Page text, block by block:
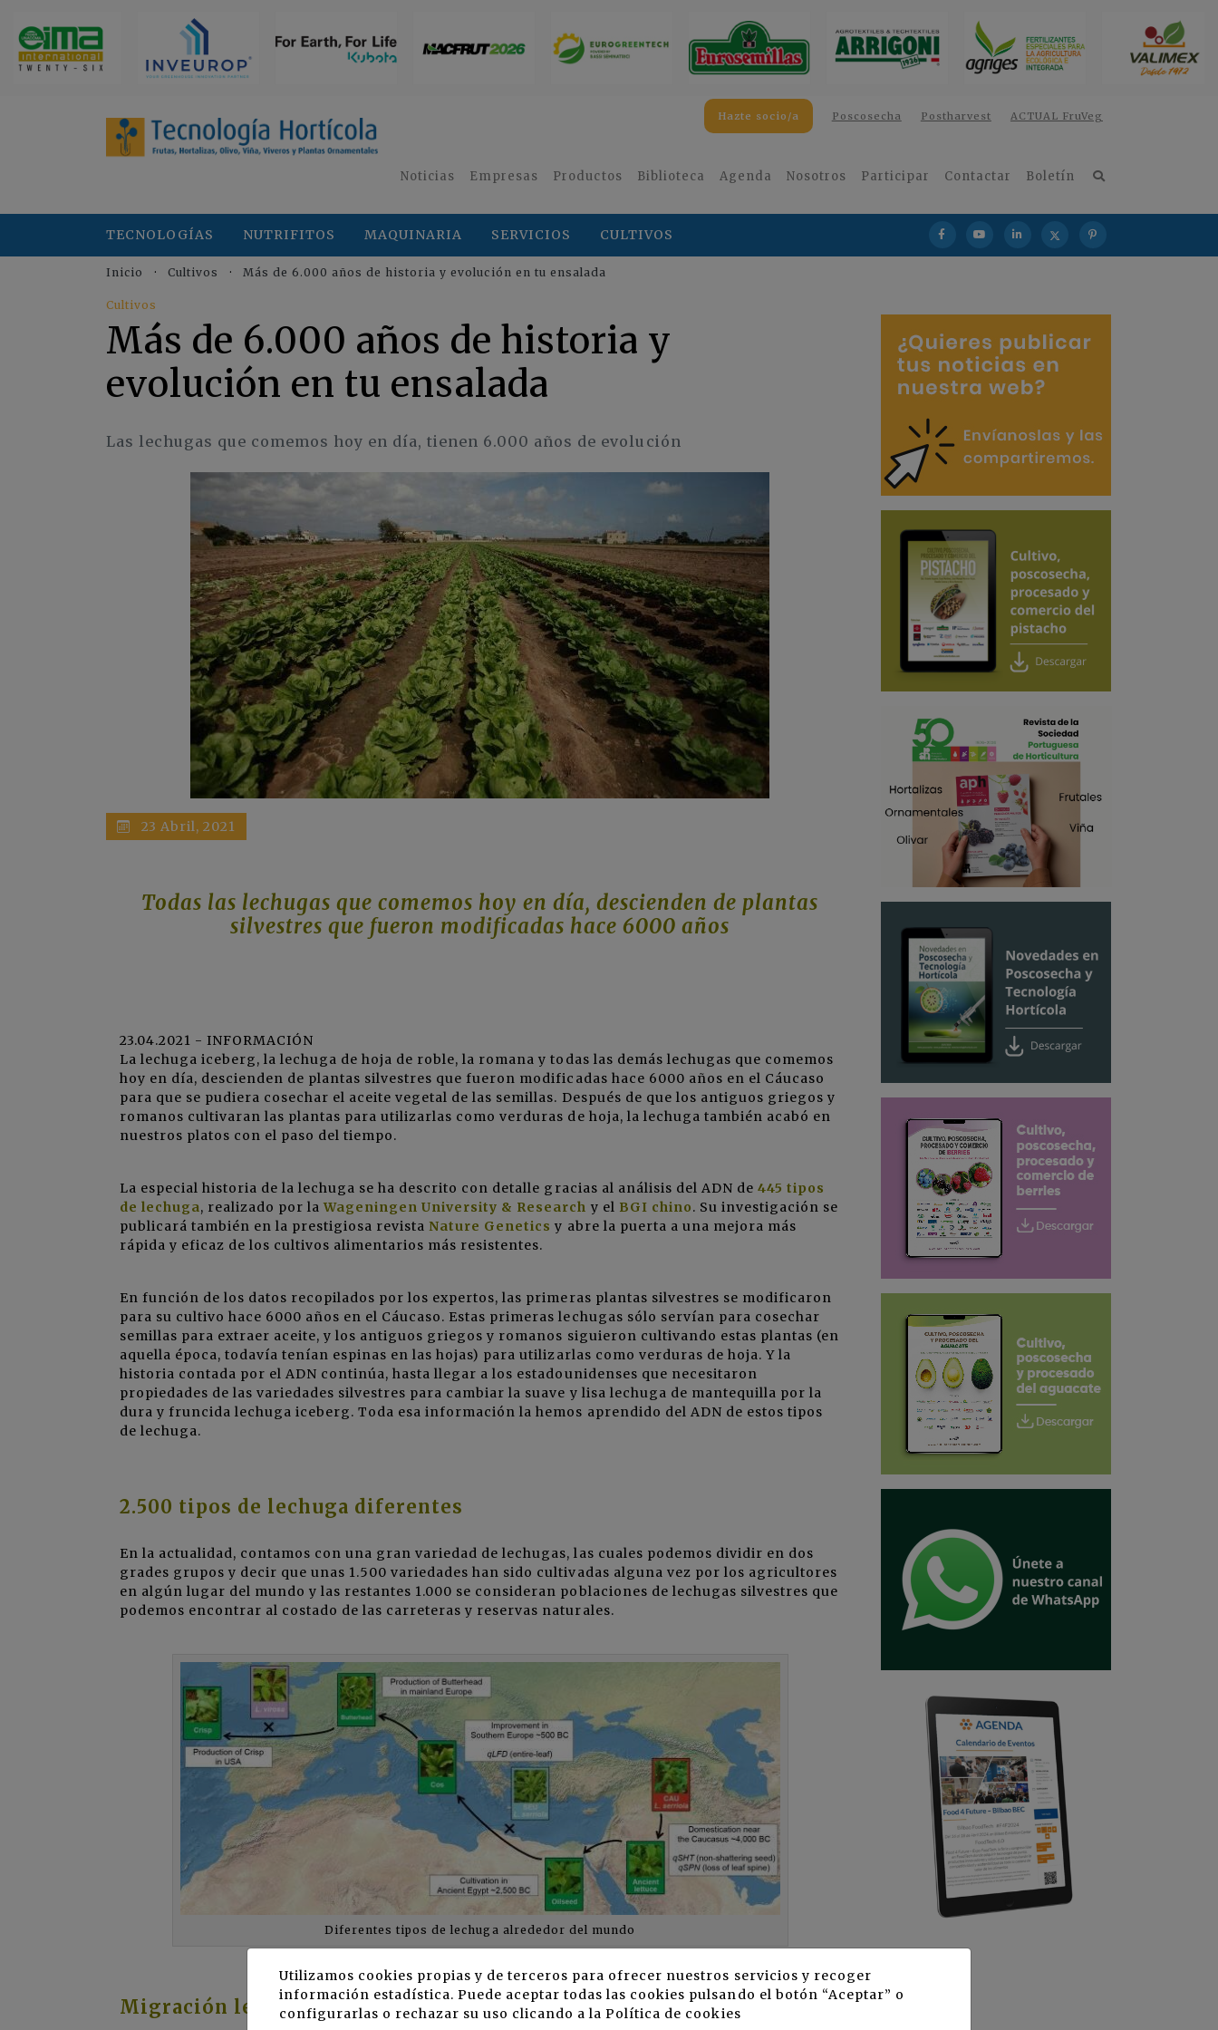
Hazte socio/a Poscosecha Postharvest ACTUAL FruVeg
Noticias Empresas Productos Biblioteca Agenda Nosotros Participar Contactar Boletín
TECNOLOGÍAS NUTRIFITOS MAQUINARIA SERVICIOS CULTIVOS
Inicio Cultivos Más de 6.000 años de historia y evolución en tu ensalada
Cultivos
Más de 6.000 años de historia y
evolución en tu ensalada
Las lechugas que comemos hoy en día, tienen 6.000 años de evolución
23 Abril, 2021
Todas las lechugas que comemos hoy en día, descienden de plantas
silvestres que fueron modificadas hace 6000 años
23.04.2021 - INFORMACIÓN
La lechuga iceberg, la lechuga de hoja de roble, la romana y todas las demás lechugas que comemos
hoy en día, descienden de plantas silvestres que fueron modificadas hace 6000 años en el Cáucaso
para que se pudiera cosechar el aceite vegetal de las semillas. Después de que los antiguos griegos y
romanos cultivaran las plantas para utilizarlas como verduras de hoja, la lechuga también acabó en
nuestros platos con el paso del tiempo.
La especial historia de la lechuga se ha descrito con detalle gracias al análisis del ADN de 445 tipos
de lechuga, realizado por laWageningen University & Research y el BGI chino. Su investigación se
publicará también en la prestigiosa revistaNature Genetics y abre la puerta a una mejora más
rápida y eficaz de los cultivos alimentarios más resistentes.
En función de los datos recopilados por los expertos, las primeras plantas silvestres se modificaron
para su cultivo hace 6000 años en el Cáucaso. Estas primeras lechugas sólo servían para cosechar
semillas para extraer aceite, y los antiguos griegos y romanos siguieron cultivando estas plantas (en
aquella época, todavía tenían espinas en las hojas) para utilizarlas como verduras de hoja. Y la
historia contada por el ADN continúa, hasta llegar a los estadounidenses que necesitaron
propiedades de las variedades silvestres para cambiar la suave y lisa lechuga de mantequilla por la
dura y fruncida lechuga iceberg. Toda esa información la hemos aprendido del ADN de estos tipos
de lechuga.
2.500 tipos de lechuga diferentes
En la actualidad, contamos con una gran variedad de lechugas, las cuales podemos dividir en dos
grades grupos y decir que unas 1.500 variedades han sido cultivadas alguna vez por los agricultores
en algún lugar del mundo y las restantes 1.000 se consideran poblaciones de lechugas silvestres que
podemos encontrar al costado de las carreteras y reservas naturales.
Diferentes tipos de lechuga alrededor del mundo
Migración lenta por Europa
Utilizamos cookies propias y de terceros para ofrecer nuestros servicios y recoger
información estadística. Puede aceptar todas las cookies pulsando el botón “Aceptar” o
configurarlas o rechazar su uso clicando a la Política de cookies